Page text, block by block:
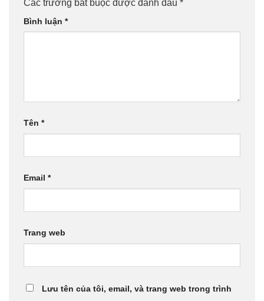
Các trường bắt buộc được đánh dấu *
Bình luận *
Tên *
Email *
Trang web
Lưu tên của tôi, email, và trang web trong trình